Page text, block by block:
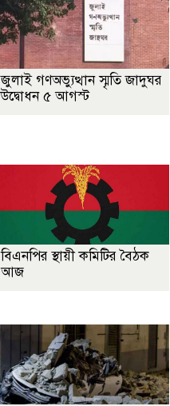
জুলাই গণঅভ্যুত্থান স্মৃতি জাদুঘর
উদ্বোধন ৫ আগস্ট
বিএনপির স্থায়ী কমিটির বৈঠক
আজ